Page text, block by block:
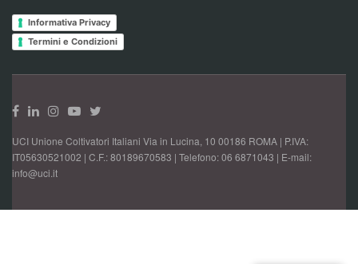
Informativa Privacy
Termini e Condizioni
UCI Unione Coltivatori Italiani Via in Lucina, 10 00186 ROMA | P.IVA:
IT05630521002 | C.F.: 80189670583 | Telefono: 06 6871043 | E-mail:
info@uci.it